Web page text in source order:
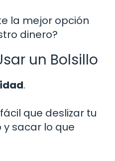
la mejor opción
dinero?
un Bolsillo
.
que deslizar tu
y sacar lo que